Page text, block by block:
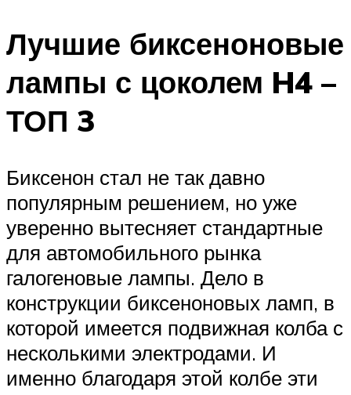
Лучшие биксеноновые
лампы с цоколем H4 –
ТОП 3
Биксенон стал не так давно
популярным решением, но уже
уверенно вытесняет стандартные
для автомобильного рынка
галогеновые лампы. Дело в
конструкции биксеноновых ламп, в
которой имеется подвижная колба с
несколькими электродами. И
именно благодаря этой колбе эти